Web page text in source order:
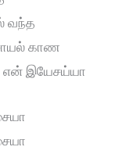
வந்த
காண
என் இயேசய்யா